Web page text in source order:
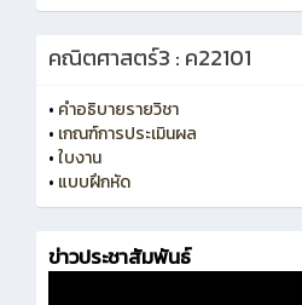
คณิตศาสตร์3 : ค22101
• คำอธิบายรายวิชา
• เกณฑ์การประเมินผล
•ใบงาน
• แบบฝึกหัด
ข่าวประชาสัมพันธ์